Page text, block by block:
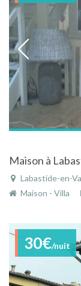
Labastide-en-Val
Maison - Villa
30€/nuit